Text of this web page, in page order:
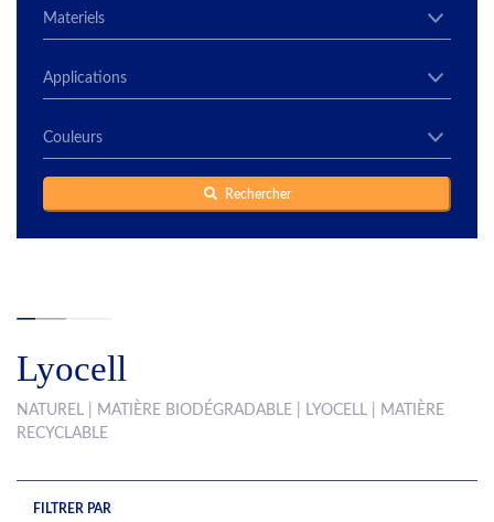
Rechercher
Lyocell
NATUREL | MATIÈRE BIODÉGRADABLE | LYOCELL | MATIÈRE
RECYCLABLE
FILTRER PAR